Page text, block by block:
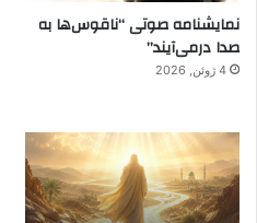
نمایشنامه صوتی “ناقوس‌ها به
صدا در‌می‌آیند”
4 ژوئن, 2026